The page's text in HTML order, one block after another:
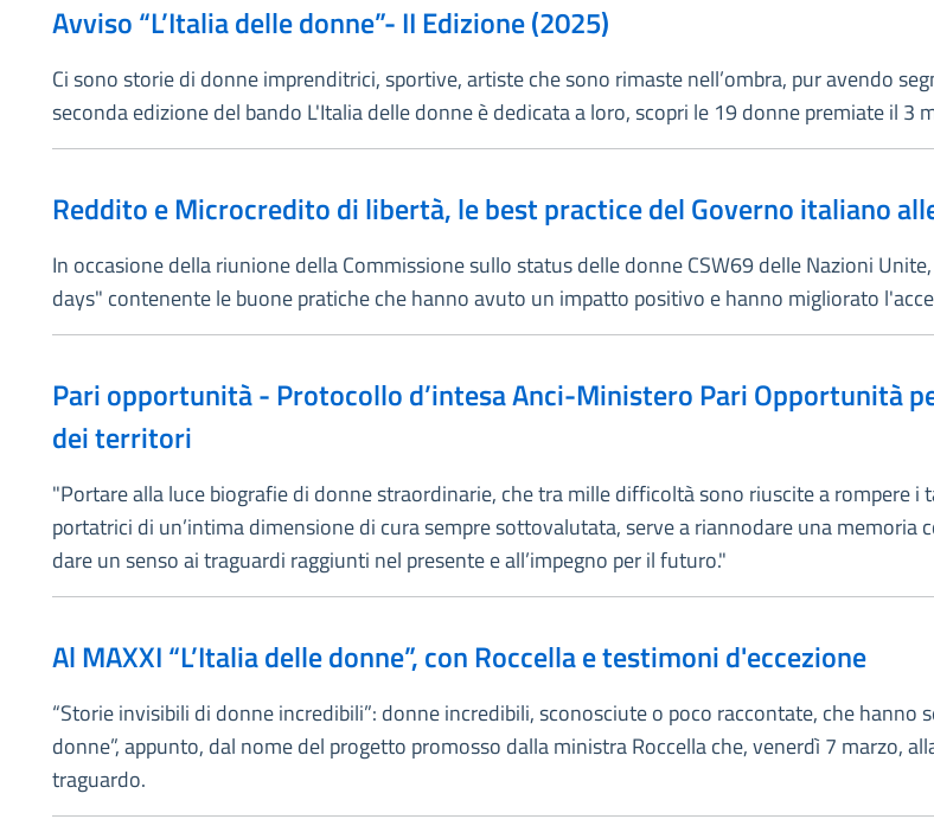
Avviso “L’Italia delle donne”- II Edizione (2025)
Ci sono storie di donne imprenditrici, sportive, artiste che sono rimaste nell’ombra, pur avendo
seconda edizione del bando L'Italia delle donne è dedicata a loro, scopri le 19 donne premiate il 3
Reddito e Microcredito di libertà, le best practice del Governo italiano
In occasione della riunione della Commissione sullo status delle donne CSW69 delle Nazioni
days" contenente le buone pratiche che hanno avuto un impatto positivo e hanno migliorato
Pari opportunità - Protocollo d’intesa Anci-Ministero Pari Opportunità
dei territori
"Portare alla luce biografie di donne straordinarie, che tra mille difficoltà sono riuscite a rompere
portatrici di un’intima dimensione di cura sempre sottovalutata, serve a riannodare una memoria
dare un senso ai traguardi raggiunti nel presente e all’impegno per il futuro."
Al MAXXI “L’Italia delle donne”, con Roccella e testimoni d'eccezione
“Storie invisibili di donne incredibili”: donne incredibili, sconosciute o poco raccontate, che hanno
donne”, appunto, dal nome del progetto promosso dalla ministra Roccella che, venerdì 7 marzo,
traguardo.